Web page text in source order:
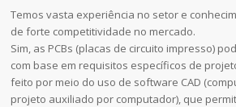
Temos vasta experiência no setor e
de forte competitividade no mercado.
Sim, as PCBs (placas de circuito impresso)
com base em requisitos específicos de
feito por meio do uso de software CAD
projeto auxiliado por computador), que